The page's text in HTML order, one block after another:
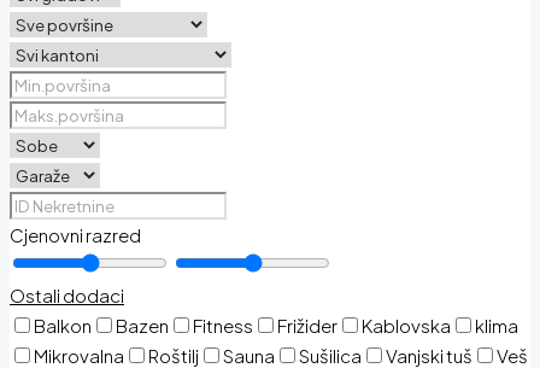
Cjenovni razred
Ostali dodaci
Balkon
Bazen Fitness Frižider Kablovska
klima
Mikrovalna
Roštilj Sauna Sušilica Vanjski tuš
Veš